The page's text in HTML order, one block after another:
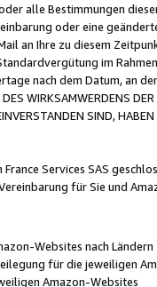
alle Bestimmungen
oder eine
an Ihre zu diesem
im
nach dem Datum, an
WIRKSAMWERDENS
SIND,
Services SAS
für Sie und
Websites nach Ländern
für die jeweiligen
Amazon-Websites